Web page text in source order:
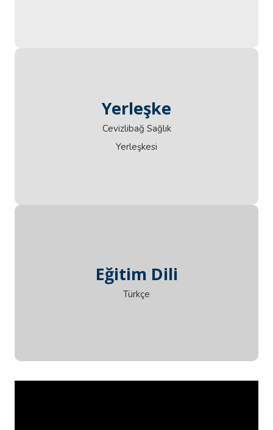
Yerleşke
Yerleşke
Cevizlibağ Sağlık
Yerleşkesi
Eğitim Dili
Eğitim Dili
Türkçe